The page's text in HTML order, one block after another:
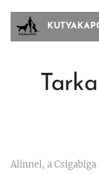
Alinnel, a